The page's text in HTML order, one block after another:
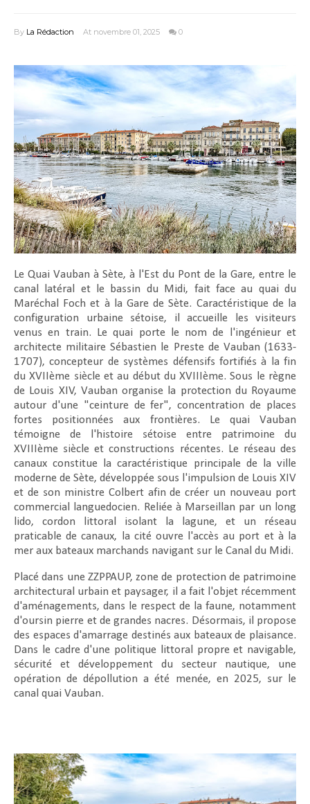
By La Rédaction At novembre 01, 2025 0
Le Quai Vauban à Sète, à l'Est du Pont de la Gare, entre le
canal latéral et le bassin du Midi, fait face au quai du
Maréchal Foch et à la Gare de Sète. Caractéristique de la
configuration urbaine sétoise, il accueille les visiteurs
venus en train. Le quai porte le nom de l'ingénieur et
architecte militaire Sébastien le Preste de Vauban (1633-
1707), concepteur de systèmes défensifs fortifiés à la fin
du XVIIème siècle et au début du XVIIIème. Sous le règne
de Louis XIV, Vauban organise la protection du Royaume
autour d'une "ceinture de fer", concentration de places
fortes positionnées aux frontières. Le quai Vauban
témoigne de l'histoire sétoise entre patrimoine du
XVIIIème siècle et constructions récentes. Le réseau des
canaux constitue la caractéristique principale de la ville
moderne de Sète, développée sous l'impulsion de Louis XIV
et de son ministre Colbert afin de créer un nouveau port
commercial languedocien. Reliée à Marseillan par un long
lido, cordon littoral isolant la lagune, et un réseau
praticable de canaux, la cité ouvre l'accès au port et à la
mer aux bateaux marchands navigant sur le Canal du Midi.
Placé dans une ZZPPAUP, zone de protection de patrimoine
architectural urbain et paysager, il a fait l'objet récemment
d'aménagements, dans le respect de la faune, notamment
d'oursin pierre et de grandes nacres. Désormais, il propose
des espaces d'amarrage destinés aux bateaux de plaisance.
Dans le cadre d'une politique littoral propre et navigable,
sécurité et développement du secteur nautique, une
opération de dépollution a été menée, en 2025, sur le
canal quai Vauban.